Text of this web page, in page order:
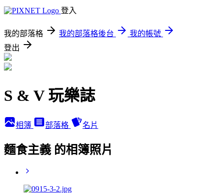
登入
我的部落格 我的部落格後台
我的帳號
登出
S & V 玩樂誌
相簿 部落格 名片
麵食主義 的相簿照片